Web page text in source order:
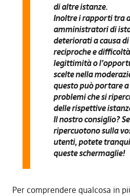
di altre istanze.
Inoltre i rapporti tra
amministratori di
deteriorati a causa
reciproche e
legittimità o
scelte nella
questo può portare
problemi che si
delle rispettive
Il nostro consiglio?
ripercuotono sulla
utenti, potete
queste schermaglie!
Per comprendere qualcosa in